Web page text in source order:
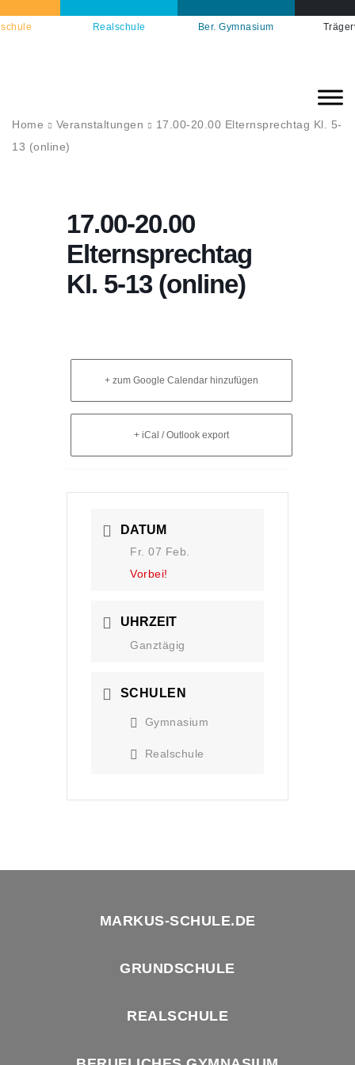
Realschule Ber. Gymnasium
Home Veranstaltungen
17.00-20.00 Elternsprechtag Kl. 5-
13 (online)
17.00-20.00
Elternsprechtag
Kl. 5-13 (online)
+ zum Google Calendar hinzufügen
+ iCal / Outlook export
DATUM
Fr. 07 Feb.
Vorbei!
UHRZEIT
Ganztägig
SCHULEN
Gymnasium
Realschule
MARKUS-SCHULE.DE
GRUNDSCHULE
REALSCHULE